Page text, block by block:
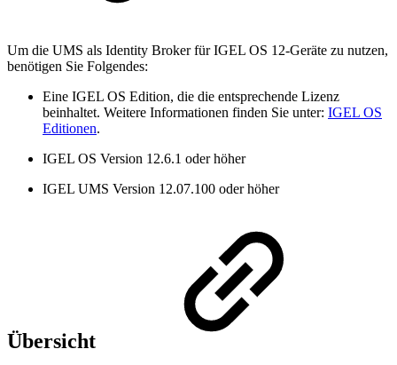
Um die UMS als Identity Broker für IGEL OS 12-Geräte zu nutzen,
benötigen Sie Folgendes:
Eine IGEL OS Edition, die die entsprechende Lizenz
beinhaltet. Weitere Informationen finden Sie unter: IGEL OS
Editionen.
IGEL OS Version 12.6.1 oder höher
IGEL UMS Version 12.07.100 oder höher
Übersicht